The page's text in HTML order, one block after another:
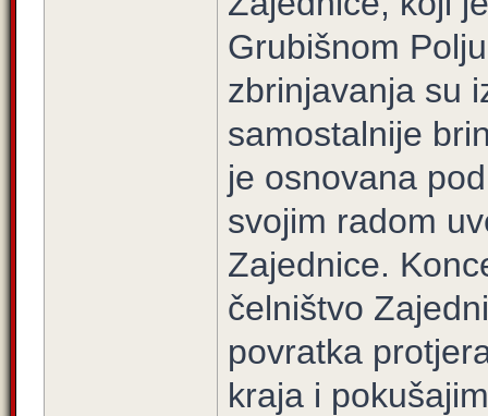
Grubišnom
zbrinjavanja su
samostalnije
je osnovana
svojim radom
Zajednice.
čelništvo
povratka
kraja i